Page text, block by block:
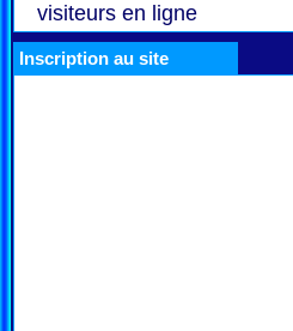
visiteurs en ligne
Inscription au site